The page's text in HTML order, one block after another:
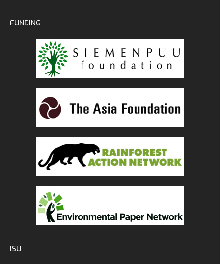
FUNDING
ISU